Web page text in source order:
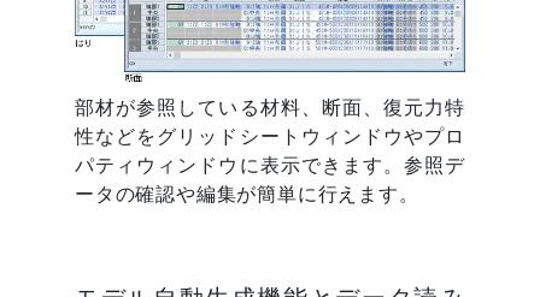
部材が参照している材料、断面、復元力特
性などをグリッドシートウィンドウやプロ
パティウィンドウに表示できます。参照デ
ータの確認や編集が簡単に行えます。